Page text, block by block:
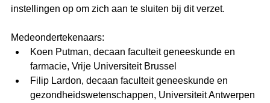
instellingen op om zich aan te sluiten bij dit verzet.
Medeondertekenaars:
Koen Putman, decaan faculteit geneeskunde en
farmacie, Vrije Universiteit Brussel
Filip Lardon, decaan faculteit geneeskunde en
gezondheidswetenschappen, Universiteit Antwerpen